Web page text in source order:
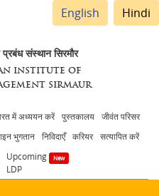
English Hindi
प्रबंध संस्थान सिरमौर
INSTITUTE OF
SIRMAUR
में अध्ययन करें पुस्तकालय
जीवंत परिसर
भुगतान निविदाएँ करियर सत्यापित करें
Upcoming
LDP